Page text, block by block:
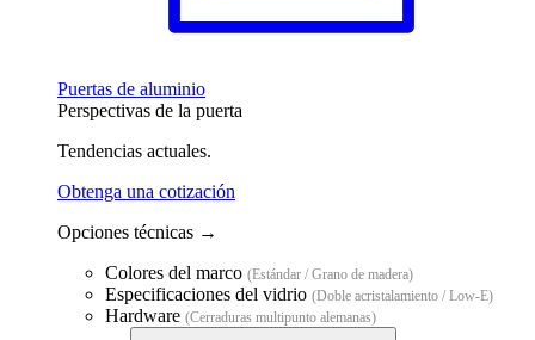
Puertas de aluminio
Perspectivas de la puerta
Tendencias actuales.
Obtenga una cotización
Opciones técnicas →
Colores del marco (Estándar / Grano de madera)
Especificaciones del vidrio (Doble acristalamiento / Low-E)
Hardware (Cerraduras multipunto alemanas)